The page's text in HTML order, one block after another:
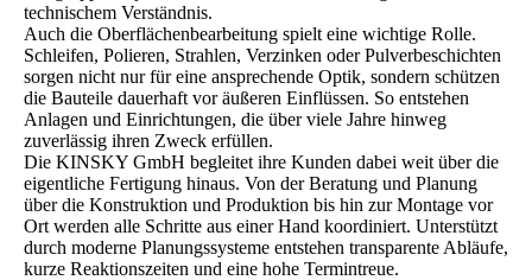
technischem Verständnis.
Auch die Oberflächenbearbeitung spielt eine wichtige Rolle.
Schleifen, Polieren, Strahlen, Verzinken oder Pulverbeschichten
sorgen nicht nur für eine ansprechende Optik, sondern schützen
die Bauteile dauerhaft vor äußeren Einflüssen. So entstehen
Anlagen und Einrichtungen, die über viele Jahre hinweg
zuverlässig ihren Zweck erfüllen.
Die KINSKY GmbH begleitet ihre Kunden dabei weit über die
eigentliche Fertigung hinaus. Von der Beratung und Planung
über die Konstruktion und Produktion bis hin zur Montage vor
Ort werden alle Schritte aus einer Hand koordiniert. Unterstützt
durch moderne Planungssysteme entstehen transparente Abläufe,
kurze Reaktionszeiten und eine hohe Termintreue.